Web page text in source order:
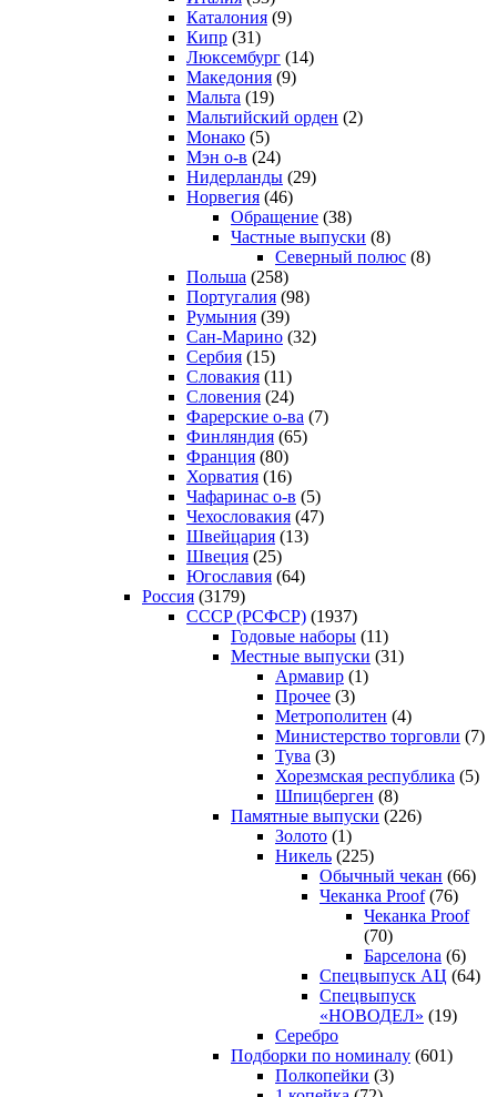
Каталония (9)
Кипр (31)
Люксембург (14)
Македония (9)
Мальта (19)
Мальтийский орден (2)
Монако (5)
Мэн о-в (24)
Нидерланды (29)
Норвегия (46)
Обращение (38)
Частные выпуски (8)
Северный полюс (8)
Польша (258)
Португалия (98)
Румыния (39)
Сан-Марино (32)
Сербия (15)
Словакия (11)
Словения (24)
Фарерские о-ва (7)
Финляндия (65)
Франция (80)
Хорватия (16)
Чафаринас о-в (5)
Чехословакия (47)
Швейцария (13)
Швеция (25)
Югославия (64)
Россия (3179)
CCCP (РСФСР) (1937)
Годовые наборы (11)
Местные выпуски (31)
Армавир (1)
Прочее (3)
Метрополитен (4)
Министерство торговли (7)
Тува (3)
Хорезмская республика (5)
Шпицберген (8)
Памятные выпуски (226)
Золото (1)
Никель (225)
Обычный чекан (66)
Чеканка Proof(76)
Чеканка Proof
(70)
Барселона (6)
Спецвыпуск АЦ (64)
Спецвыпуск
«НОВОДЕЛ» (19)
Серебро
Подборки по номиналу (601)
Полкопейки (3)